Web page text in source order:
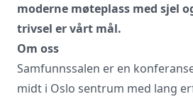
moderne møteplass med sjel
trivsel er vårt mål.
Om oss
Samfunnssalen er en
midt i Oslo sentrum med lang